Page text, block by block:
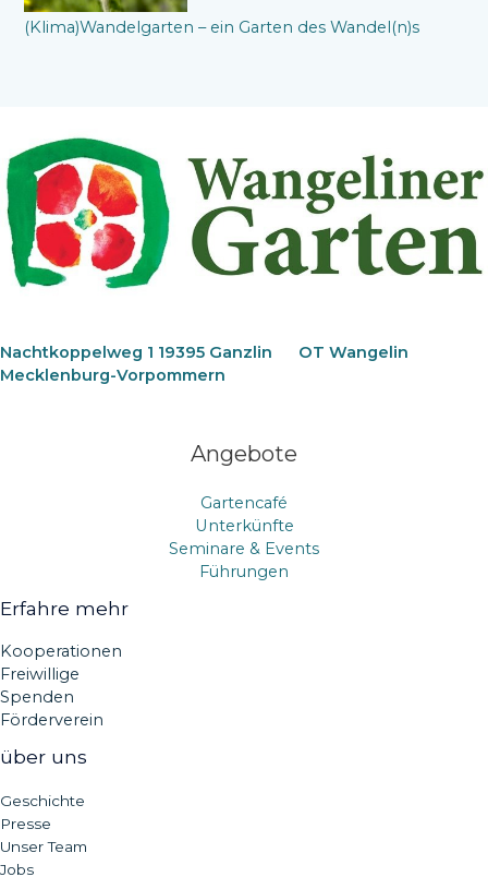
(Klima)Wandelgarten – ein Garten des Wandel(n)s
Nachtkoppelweg 1 19395 Ganzlin OT Wangelin
Mecklenburg-Vorpommern
Angebote
Gartencafé
Unterkünfte
Seminare & Events
Führungen
Erfahre mehr
Kooperationen
Freiwillige
Spenden
Förderverein
über uns
Geschichte
Presse
Unser Team
Jobs